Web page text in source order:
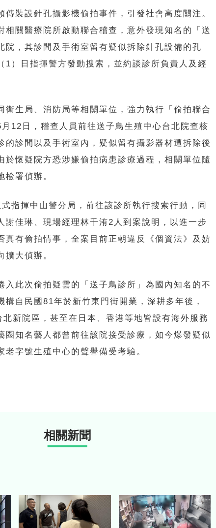
傳裝設針孔攝影機偷拍事件，引發社會高度關注。
相關醫療院所啟動聯合稽查，意外發現知名的「送
院，其診間及手術室留有疑似拆除針孔設備的孔
1）日指揮警方發動搜索，並約談診所負責人及經
衛生局、消防局等相關單位，強力執行「偷拍聯合
12日，稽查人員前往送子鳥生殖中心台北院查核
的診間以及手術室內，疑似留有攝影器材遭拆除後
於懷疑院方恐涉嫌偷拍病患診療過程，相關單位隨
檢署偵辦。
指揮中山警分局，前往該診所執行搜索行動，同
謝佳琳、現場經理林千洧2人到案說明，以進一步
真有偷拍情事，全案目前正朝違反《個資法》及妨
擴大偵辦。
入此次偷拍疑雲的「送子鳥診所」為國內知名的不
構自民國81年於新竹東門街開業，深耕多年後，
新院區，甚至在日本、香港等地皆設有海外服務
圈知名藝人都曾前往該院接受診療，如今爆發疑似
老字號生殖中心的聲譽備受考驗。
相關新聞